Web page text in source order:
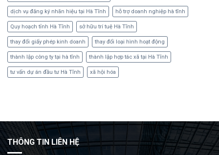
dịch vụ đăng ký nhãn hiệu tại Hà Tĩnh hỗ trợ doanh nghiệp hà tĩnh
Quy hoạch tỉnh Hà Tĩnh sở hữu trí tuệ Hà Tĩnh
thay đổi giấy phép kinh doanh thay đổi loại hình hoạt động
thành lập công ty tại hà tĩnh thành lập hợp tác xã tại Hà Tĩnh
tư vấn dự án đầu tư Hà Tĩnh xã hội hóa
dodobet
poliwin
oldcasino
THÔNG TIN LIÊN HỆ